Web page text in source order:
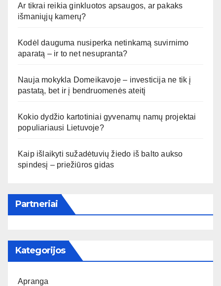
Ar tikrai reikia ginkluotos apsaugos, ar pakaks
išmaniųjų kamerų?
Kodėl dauguma nusiperka netinkamą suvirnimo
aparatą – ir to net nesupranta?
Nauja mokykla Domeikavoje – investicija ne tik į
pastatą, bet ir į bendruomenės ateitį
Kokio dydžio kartotiniai gyvenamų namų projektai
populiariausi Lietuvoje?
Kaip išlaikyti sužadėtuvių žiedo iš balto aukso
spindesį – priežiūros gidas
Partneriai
Kategorijos
Apranga